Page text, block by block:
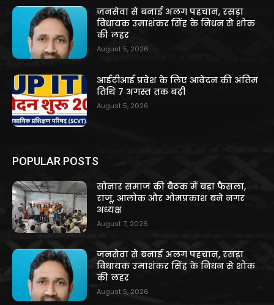
जनसेवा से बनाई अलग पहचान, रसड़ा
विधायक उमाशंकर सिंह के निधन से शोक
की लहर
August 5, 2026
आईटीआई प्रवेश के लिए आवेदन की अंतिम
तिथि 7 अगस्त तक बढ़ी
August 5, 2026
POPULAR POSTS
सोनार समाज की बैठक में बड़ा फैसला,
राजू, आलोक और ओमप्रकाश बने नगर
अध्यक्ष
August 7, 2026
जनसेवा से बनाई अलग पहचान, रसड़ा
विधायक उमाशंकर सिंह के निधन से शोक
की लहर
August 5, 2026